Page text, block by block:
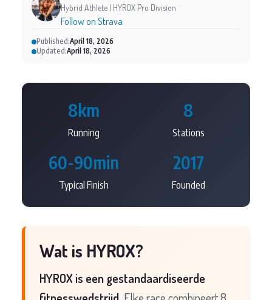
Hybrid Athlete | HYROX Pro Division
Follow on Strava
Published:April 18, 2026
Updated:April 18, 2026
8km
Running
8
Stations
60-90min
Typical Finish
2017
Founded
Wat is HYROX?
HYROX is een gestandaardiseerde